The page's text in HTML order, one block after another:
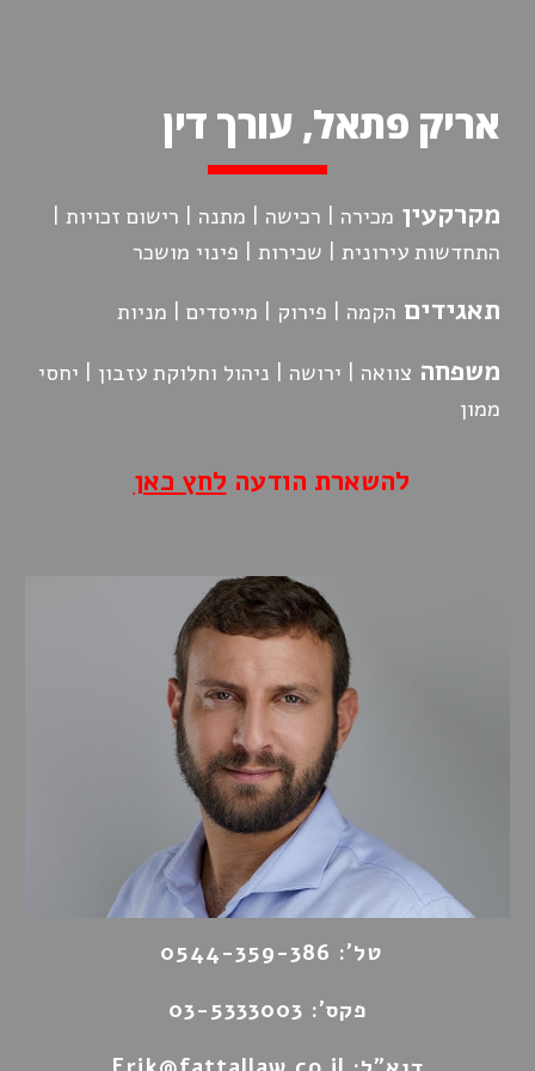
אריק פתאל, עורך דין
מקרקעין מכירה | רכישה | מתנה | רישום זכויות |
התחדשות עירונית | שכירות | פינוי מושכר
תאגידים הקמה | פירוק | מייסדים | מניות
משפחה צוואה | ירושה | ניהול וחלוקת עזבון | יחסי
ממון
להשארת הודעה לחץ כאן
טל': 0544-359-386
פקס': 03-5333003